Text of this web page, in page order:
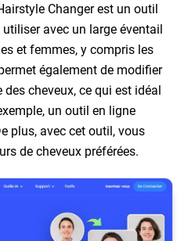
Changer est un outil
avec un large éventail
et femmes, y compris les
également de modifier
cheveux, ce qui est idéal
un outil en ligne
plus, avec cet outil, vous
de cheveux préférées.